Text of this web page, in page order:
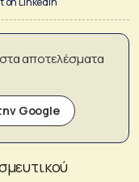
αποτελέσματα
Google